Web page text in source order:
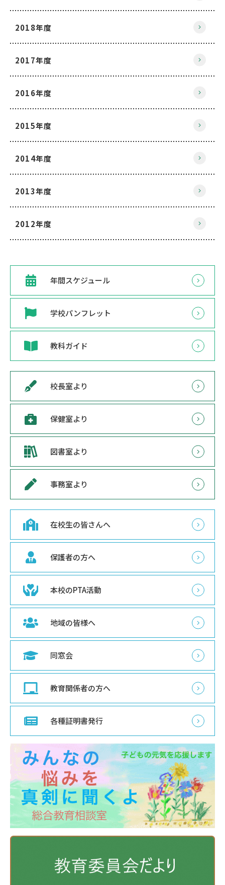
2018年度
2017年度
2016年度
2015年度
2014年度
2013年度
2012年度
年間スケジュール
学校パンフレット
教科ガイド
校長室より
保健室より
図書室より
事務室より
在校生の皆さんへ
保護者の方へ
本校のPTA活動
地域の皆様へ
同窓会
教育関係者の方へ
各種証明書発行